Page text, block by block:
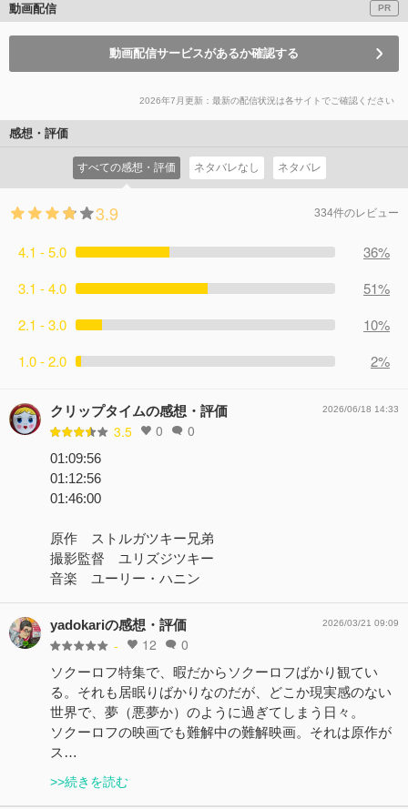
動画配信 PR
動画配信サービスがあるか確認する
2026年7月更新：最新の配信状況は各サイトでご確認ください
感想・評価
すべての感想・評価 ネタバレなし ネタバレ
3.9 334件のレビュー
4.1 - 5.0
36%
3.1 - 4.0
51%
2.1 - 3.0
10%
1.0 - 2.0
2%
クリップタイムの感想・評価
3.5 0 0
2026/06/18 14:33
01:09:56
01:12:56
01:46:00
原作 ストルガツキー兄弟
撮影監督 ユリズジツキー
音楽 ユーリー・ハニン
yadokariの感想・評価
- 12 0
2026/03/21 09:09
ソクーロフ特集で、暇だからソクーロフばかり観てい
る。それも居眠りばかりなのだが、どこか現実感のない
世界で、夢（悪夢か）のように過ぎてしまう日々。
ソクーロフの映画でも難解中の難解映画。それは原作が
ス…
>>続きを読む